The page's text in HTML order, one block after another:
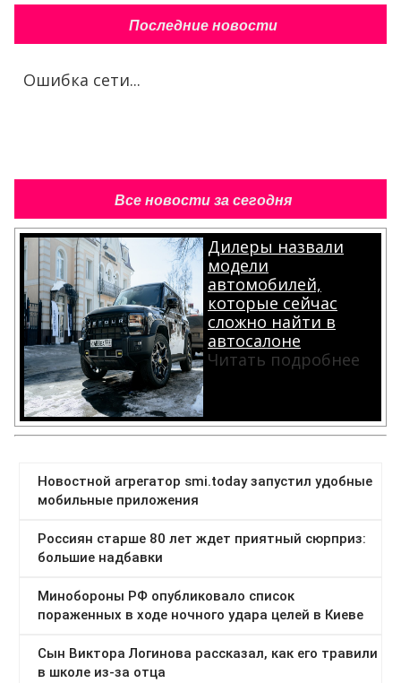
Последние новости
Ошибка сети...
Все новости за сегодня
Дилеры назвали
модели
автомобилей,
которые сейчас
сложно найти в
автосалоне
Читать подробнее